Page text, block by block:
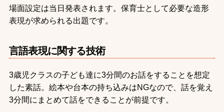
場面設定は当日発表されます。保育士として必要な造形
表現が求められる出題です。
言語表現に関する技術
3歳児クラスの子ども達に3分間のお話をすることを想定
した素話。絵本や台本の持ち込みはNGなので、話を覚え
3分間にまとめて話をできることが前提です。